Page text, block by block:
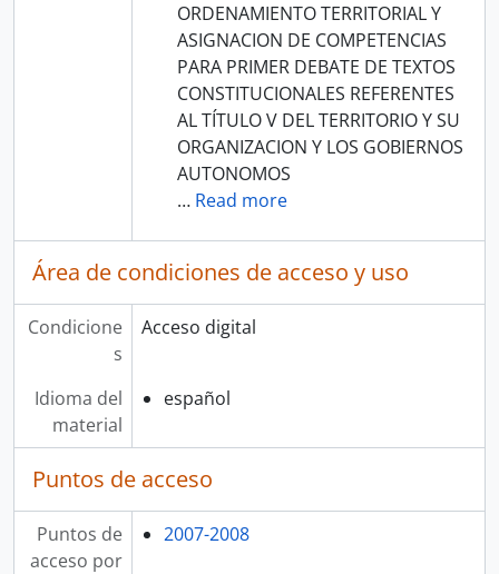
ORDENAMIENTO TERRITORIAL Y
ASIGNACION DE COMPETENCIAS
PARA PRIMER DEBATE DE TEXTOS
CONSTITUCIONALES REFERENTES
AL TÍTULO V DEL TERRITORIO Y SU
ORGANIZACION Y LOS GOBIERNOS
AUTONOMOS
… Read more
Área de condiciones de acceso y uso
Condicione
s
Acceso digital
Idioma del
material
español
Puntos de acceso
Puntos de
acceso por
2007-2008